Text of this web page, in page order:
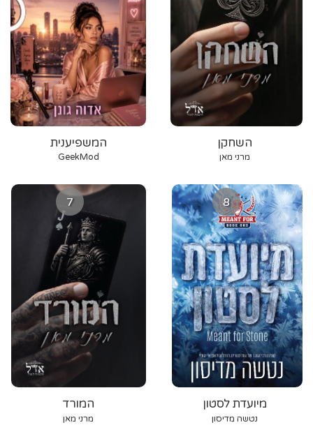
המשפיענית
GeekMod
השחקן
מרני מאן
7
המורד
מרני מאן
8
מיועדת לסטון
נטשה מדיסון